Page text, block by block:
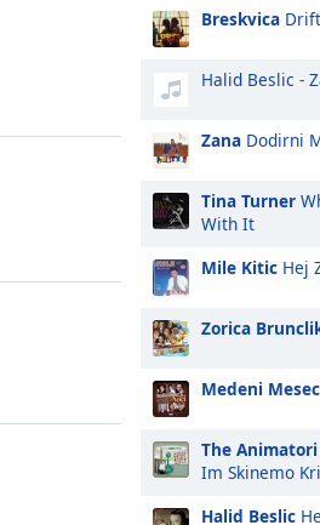
Breskvica Drift
Halid Beslic -
Zana Dodirni
Tina Turner
With It
Mile Kitic Hej
Zorica
Medeni Mesec
The Animatori
Im Skinemo
Halid Beslic